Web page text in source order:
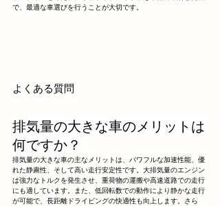
で、最適な車選びを行うことが大切です。
よくある質問
排気量の大きな車のメリットは
何ですか？
排気量の大きな車の主なメリットは、パワフルな加速性能、優
れた静粛性、そして高い走行安定性です。大排気量のエンジン
は強力なトルクを発生させ、重荷物の運搬や高速道路での走行
にも適しています。また、低回転数での動作により静かな走行
が可能で、長距離ドライビングの快適性も向上します。さら